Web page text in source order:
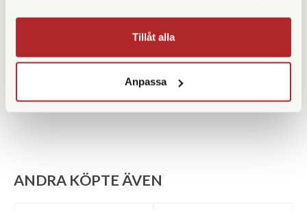
Tillåt alla
Anpassa
Vikt (g)
69,5
ANDRA KÖPTE ÄVEN